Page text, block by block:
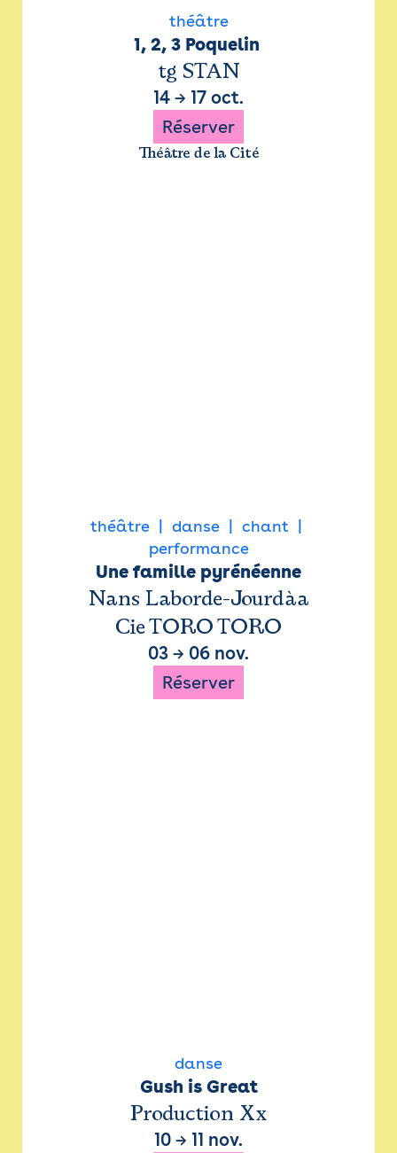
théâtre
1, 2, 3 Poquelin
tg STAN
14 → 17 oct.
Réserver
Théâtre de la Cité
théâtre danse
chant
performance
Une famille pyrénéenne
Nans Laborde-Jourdàa
Cie TORO TORO
03 → 06 nov.
Réserver
danse
Gush is Great
Production Xx
10 → 11 nov.